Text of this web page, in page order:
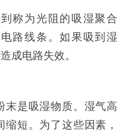
为光阻的吸湿聚合
路线条。如果吸到湿
成电路失效。
是吸湿物质。湿气高
短。为了这些因素，